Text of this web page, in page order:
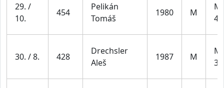
29. /
10.
454
Pelikán
Tomáš
1980 M
30. / 8. 428
Drechsler
Aleš
1987 M